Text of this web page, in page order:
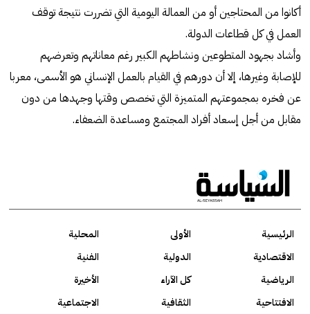
أكانوا من المحتاجين أو من العمالة اليومية التي تضررت نتيجة توقف
العمل في كل قطاعات الدولة.
وأشاد بجهود المتطوعين ونشاطهم الكبير رغم معاناتهم وتعرضهم
للإصابة وغيرها، إلا أن دورهم في القيام بالعمل الإنساني هو الأسمى، معربا
عن فخره بمجموعتهم المتميزة التي تخصص وقتها وجهدها من دون
مقابل من أجل إسعاد أفراد المجتمع ومساعدة الضعفاء.
الرئيسية الأولى
المحلية
الاقتصادية
الدولية
الفنية
الرياضية
كل الآراء
الأخيرة
الافتتاحية
الثقافية الاجتماعية